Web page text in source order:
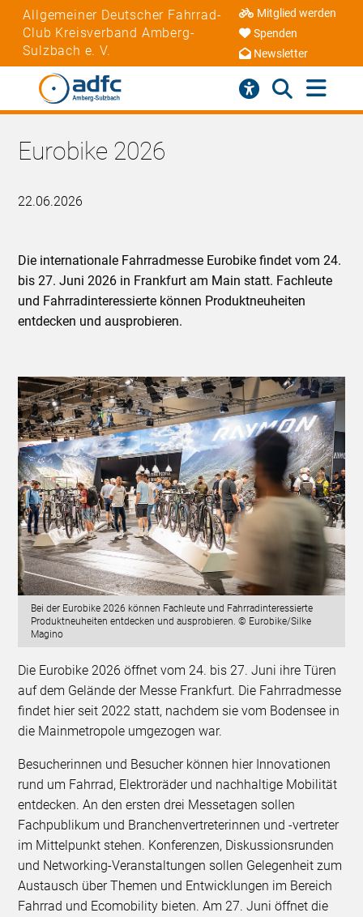
Allgemeiner Deutscher Fahrrad-
Club Kreisverband Amberg-
Sulzbach e. V.
Mitglied werden
Spenden
Newsletter
Eurobike 2026
22.06.2026
Die internationale Fahrradmesse Eurobike findet vom 24.
bis 27. Juni 2026 in Frankfurt am Main statt. Fachleute
und Fahrradinteressierte können Produktneuheiten
entdecken und ausprobieren.
Bei der Eurobike 2026 können Fachleute und Fahrradinteressierte
Produktneuheiten entdecken und ausprobieren. © Eurobike/Silke
Magino
Die Eurobike 2026 öffnet vom 24. bis 27. Juni ihre Türen
auf dem Gelände der Messe Frankfurt. Die Fahrradmesse
findet hier seit 2022 statt, nachdem sie vom Bodensee in
die Mainmetropole umgezogen war.
Besucherinnen und Besucher können hier Innovationen
rund um Fahrrad, Elektroräder und nachhaltige Mobilität
entdecken. An den ersten drei Messetagen sollen
Fachpublikum und Branchenvertreterinnen und -vertreter
im Mittelpunkt stehen. Konferenzen, Diskussionsrunden
und Networking-Veranstaltungen sollen Gelegenheit zum
Austausch über Themen und Entwicklungen im Bereich
Fahrrad und Ecomobility bieten. Am 27. Juni öffnet die